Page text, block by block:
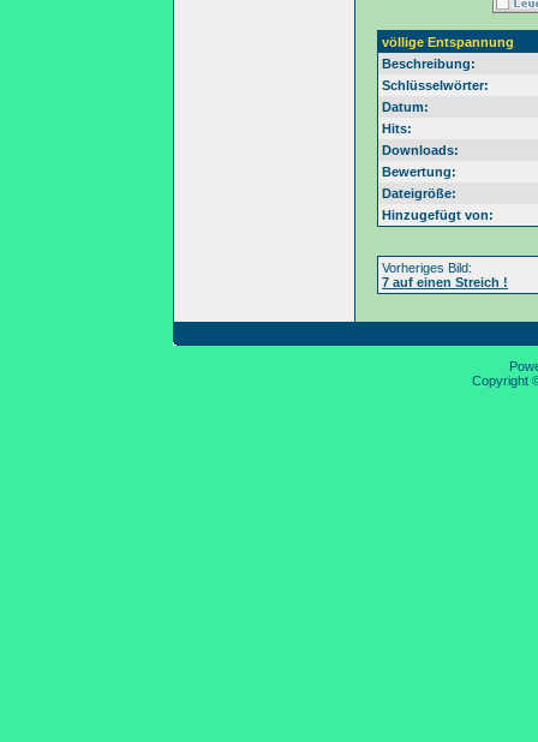
völlige Entspannung
Beschreibung:
Schlüsselwörter:
Datum:
Hits:
Downloads:
Bewertung:
Dateigröße:
Hinzugefügt von:
Vorheriges Bild:
7 auf einen Streich !
Copyright